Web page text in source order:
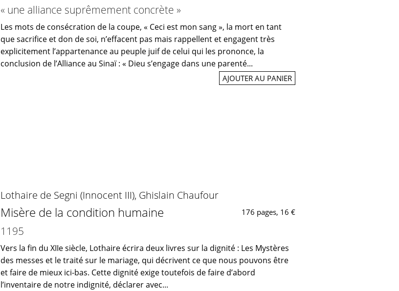
« une alliance suprêmement concrète »
Les mots de consécration de la coupe, « Ceci est mon sang », la mort en tant
que sacrifice et don de soi, n’effacent pas mais rappellent et engagent très
explicitement l’appartenance au peuple juif de celui qui les prononce, la
conclusion de l’Alliance au Sinaï : « Dieu s’engage dans une parenté...
AJOUTER AU PANIER
Lothaire de Segni (Innocent III), Ghislain Chaufour
Misère de la condition humaine 176 pages, 16 €
1195
Vers la fin du XIIe siècle, Lothaire écrira deux livres sur la dignité : Les Mystères
des messes et le traité sur le mariage, qui décrivent ce que nous pouvons être
et faire de mieux ici-bas. Cette dignité exige toutefois de faire d’abord
l’inventaire de notre indignité, déclarer avec...